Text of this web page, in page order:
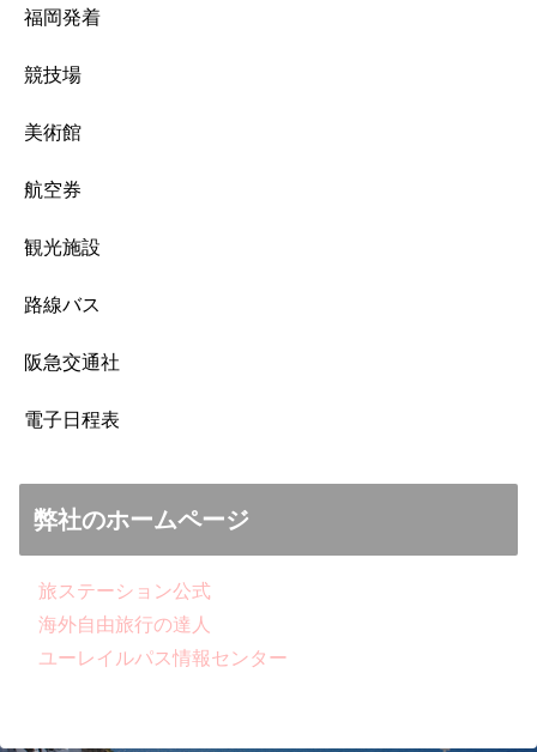
福岡発着
競技場
美術館
航空券
観光施設
路線バス
阪急交通社
電子日程表
弊社のホームページ
旅ステーション公式
海外自由旅行の達人
ユーレイルパス情報センター